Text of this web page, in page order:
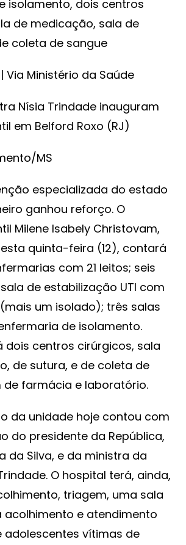
isolamento, dois centros
de medicação, sala de
coleta de sangue
Via Ministério da Saúde
MS
especializada do estado
ganhou reforço. O
Milene Isabely Christovam,
quinta-feira (12), contará
com 21 leitos; seis
de estabilização UTI com
um isolado); três salas
de isolamento.
dois centros cirúrgicos, sala
de sutura, e de coleta de
de farmácia e laboratório.
da unidade hoje contou com
do presidente da República,
da Silva, e da ministra da
O hospital terá, ainda,
triagem, uma sala
acolhimento e atendimento
adolescentes vítimas de